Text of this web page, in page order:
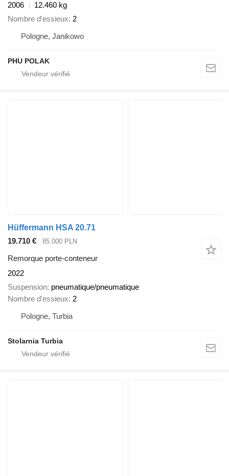
2006
12.460 kg
Nombre d'essieux 2
Pologne, Janikowo
PHU POLAK
Hüffermann HSA 20.71
19.710 €
85.000 PLN
Remorque porte-conteneur
2022
Suspension pneumatique/pneumatique
Nombre d'essieux 2
Pologne, Turbia
Stolarnia Turbia